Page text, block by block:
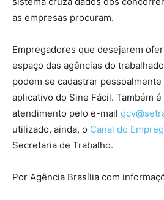
as empresas procuram.
Empregadores que desejarem
espaço das agências do
podem se cadastrar
aplicativo do Sine Fácil. Também
atendimento pelo e-mail
utilizado, ainda, o Canal do
Secretaria de Trabalho.
Por Agência Brasília com